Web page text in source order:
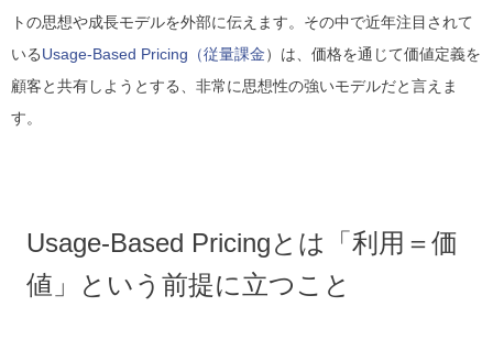
トの思想や成長モデルを外部に伝えます。その中で近年注目されて
いるUsage-Based Pricing（従量課金）は、価格を通じて価値定義を
顧客と共有しようとする、非常に思想性の強いモデルだと言えま
す。
Usage-Based Pricingとは「利用＝価
値」という前提に立つこと